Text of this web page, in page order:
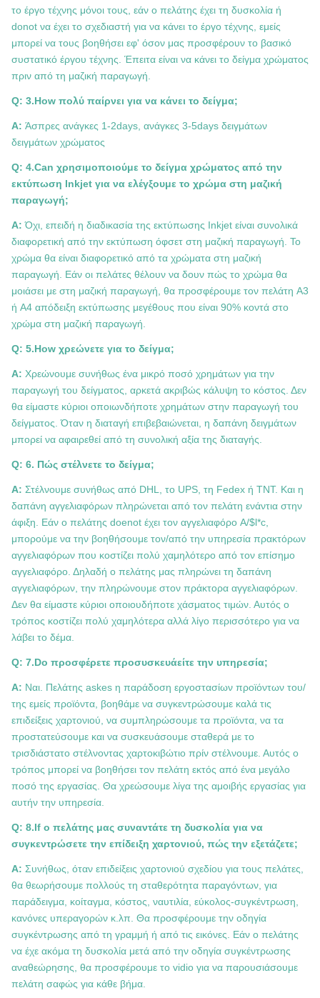
το έργο τέχνης μόνοι τους, εάν ο πελάτης έχει τη δυσκολία ή
donot να έχει το σχεδιαστή για να κάνει το έργο τέχνης, εμείς
μπορεί να τους βοηθήσει εφ' όσον μας προσφέρουν το βασικό
συστατικό έργου τέχνης. Έπειτα είναι να κάνει το δείγμα χρώματος
πριν από τη μαζική παραγωγή.
Q: 3.How πολύ παίρνει για να κάνει το δείγμα;
Α: Άσπρες ανάγκες 1-2days, ανάγκες 3-5days δειγμάτων
δειγμάτων χρώματος
Q: 4.Can χρησιμοποιούμε το δείγμα χρώματος από την
εκτύπωση Inkjet για να ελέγξουμε το χρώμα στη μαζική
παραγωγή;
Α: Όχι, επειδή η διαδικασία της εκτύπωσης Inkjet είναι συνολικά
διαφορετική από την εκτύπωση όφσετ στη μαζική παραγωγή. Το
χρώμα θα είναι διαφορετικό από τα χρώματα στη μαζική
παραγωγή. Εάν οι πελάτες θέλουν να δουν πώς το χρώμα θα
μοιάσει με στη μαζική παραγωγή, θα προσφέρουμε τον πελάτη A3
ή A4 απόδειξη εκτύπωσης μεγέθους που είναι 90% κοντά στο
χρώμα στη μαζική παραγωγή.
Q: 5.How χρεώνετε για το δείγμα;
Α: Χρεώνουμε συνήθως ένα μικρό ποσό χρημάτων για την
παραγωγή του δείγματος, αρκετά ακριβώς κάλυψη το κόστος. Δεν
θα είμαστε κύριοι οποιωνδήποτε χρημάτων στην παραγωγή του
δείγματος. Όταν η διαταγή επιβεβαιώνεται, η δαπάνη δειγμάτων
μπορεί να αφαιρεθεί από τη συνολική αξία της διαταγής.
Q: 6. Πώς στέλνετε το δείγμα;
Α: Στέλνουμε συνήθως από DHL, το UPS, τη Fedex ή TNT. Και η
δαπάνη αγγελιαφόρων πληρώνεται από τον πελάτη ενάντια στην
άφιξη. Εάν ο πελάτης doenot έχει τον αγγελιαφόρο A/$l*c,
μπορούμε να την βοηθήσουμε τον/από την υπηρεσία πρακτόρων
αγγελιαφόρων που κοστίζει πολύ χαμηλότερο από τον επίσημο
αγγελιαφόρο. Δηλαδή ο πελάτης μας πληρώνει τη δαπάνη
αγγελιαφόρων, την πληρώνουμε στον πράκτορα αγγελιαφόρων.
Δεν θα είμαστε κύριοι οποιουδήποτε χάσματος τιμών. Αυτός ο
τρόπος κοστίζει πολύ χαμηλότερα αλλά λίγο περισσότερο για να
λάβει το δέμα.
Q: 7.Do προσφέρετε προσυσκευάείτε την υπηρεσία;
Α: Ναι. Πελάτης askes η παράδοση εργοστασίων προϊόντων του/
της εμείς προϊόντα, βοηθάμε να συγκεντρώσουμε καλά τις
επιδείξεις χαρτονιού, να συμπληρώσουμε τα προϊόντα, να τα
προστατεύσουμε και να συσκευάσουμε σταθερά με το
τρισδιάστατο στέλνοντας χαρτοκιβώτιο πρίν στέλνουμε. Αυτός ο
τρόπος μπορεί να βοηθήσει τον πελάτη εκτός από ένα μεγάλο
ποσό της εργασίας. Θα χρεώσουμε λίγα της αμοιβής εργασίας για
αυτήν την υπηρεσία.
Q: 8.If ο πελάτης μας συναντάτε τη δυσκολία για να
συγκεντρώσετε την επίδειξη χαρτονιού, πώς την εξετάζετε;
Α: Συνήθως, όταν επιδείξεις χαρτονιού σχεδίου για τους πελάτες,
θα θεωρήσουμε πολλούς τη σταθερότητα παραγόντων, για
παράδειγμα, κοίταγμα, κόστος, ναυτιλία, εύκολος-συγκέντρωση,
κανόνες υπεραγορών κ.λπ. Θα προσφέρουμε την οδηγία
συγκέντρωσης από τη γραμμή ή από τις εικόνες. Εάν ο πελάτης
να έχε ακόμα τη δυσκολία μετά από την οδηγία συγκέντρωσης
αναθεώρησης, θα προσφέρουμε το vidio για να παρουσιάσουμε
πελάτη σαφώς για κάθε βήμα.